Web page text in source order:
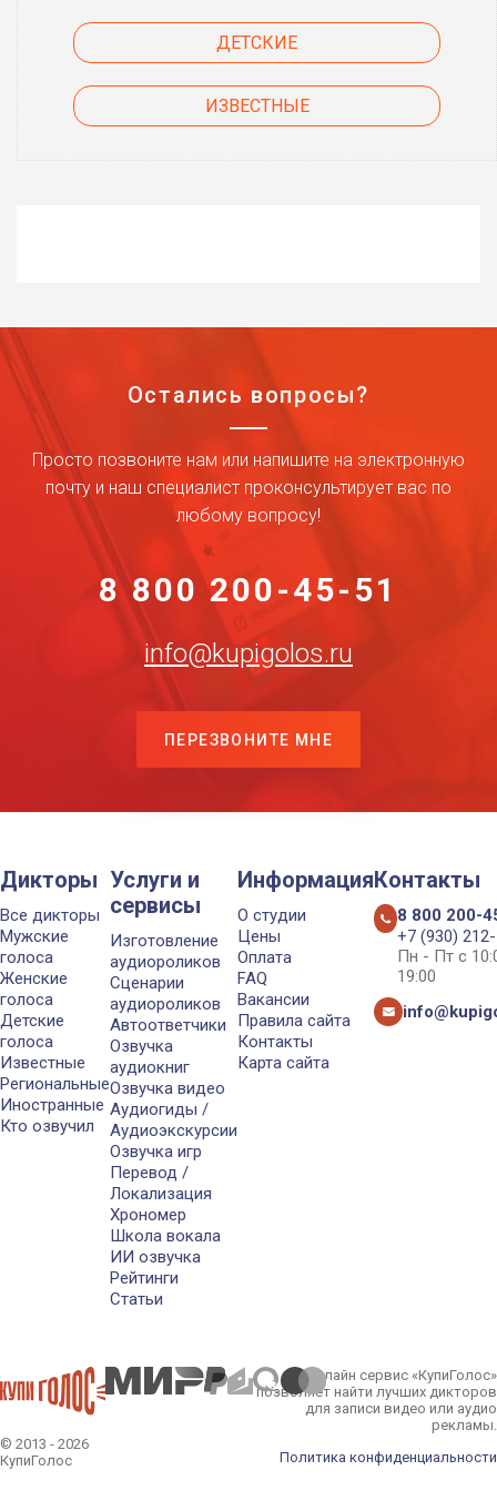
ДЕТСКИЕ
ИЗВЕСТНЫЕ
Остались вопросы?
Просто позвоните нам или напишите на электронную
почту и наш специалист проконсультирует вас по
любому вопросу!
8 800 200-45-51
info@kupigolos.ru
ПЕРЕЗВОНИТЕ МНЕ
Дикторы
Все дикторы
Мужские
голоса
Женские
голоса
Детские
голоса
Известные
Региональные
Иностранные
Кто озвучил
Услуги и
сервисы
Изготовление
аудиороликов
Сценарии
аудиороликов
Автоответчики
Озвучка
аудиокниг
Озвучка видео
Аудиогиды /
Аудиоэкскурсии
Озвучка игр
Перевод /
Локализация
Хрономер
Школа вокала
ИИ озвучка
Рейтинги
Статьи
Информация
О студии
Цены
Оплата
FAQ
Вакансии
Правила сайта
Контакты
Карта сайта
Контакты
8 800 200-
+7 (930)
Пн - Пт с
19:00
© 2013 - 2026
КупиГолос
Онлайн сервис «КупиГолос»
позволяет найти лучших дикторов
для записи видео или аудио
рекламы.
Политика конфиденциальности